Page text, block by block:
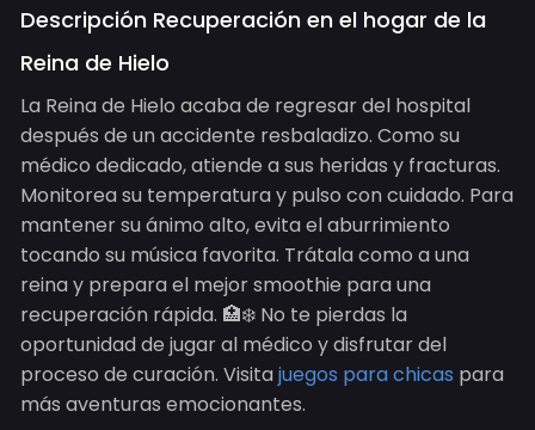
Descripción Recuperación en el hogar de la
Reina de Hielo
La Reina de Hielo acaba de regresar del hospital
después de un accidente resbaladizo. Como su
médico dedicado, atiende a sus heridas y fracturas.
Monitorea su temperatura y pulso con cuidado. Para
mantener su ánimo alto, evita el aburrimiento
tocando su música favorita. Trátala como a una
reina y prepara el mejor smoothie para una
recuperación rápida. 🏥❄️ No te pierdas la
oportunidad de jugar al médico y disfrutar del
proceso de curación. Visita juegos para chicas para
más aventuras emocionantes.